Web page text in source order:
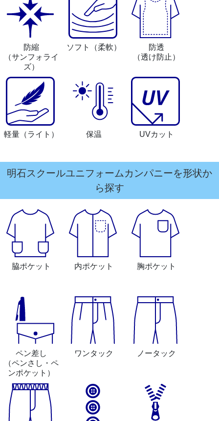
防縮
（サンフォライ
ズ）
ソフト （柔軟）
防透
（透け防止）
軽量 （ライト） 保温 UVカット
明石スクールユニフォームカンパニーを形状か
ら探す
脇ポケット 内ポケット 胸ポケット
ペン差し
（ペンさし・ペ
ンポケット）
ワンタック ノータック